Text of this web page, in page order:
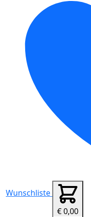
Wunschliste
€ 0,00